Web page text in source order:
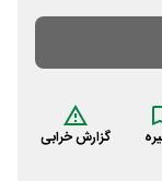
گزارش خرابی